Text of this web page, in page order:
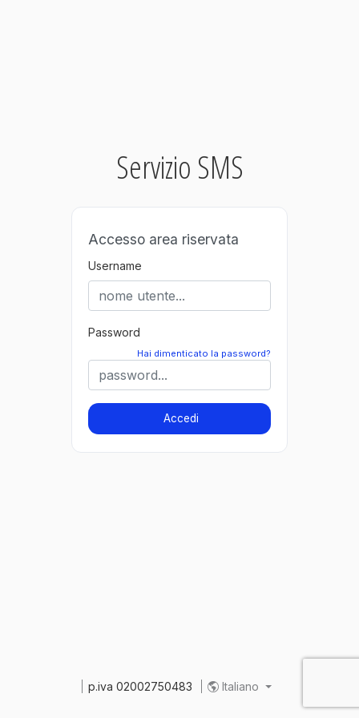
Servizio SMS
Accesso area riservata
Username
Password
Hai dimenticato la password?
Accedi
p.iva 02002750483 Italiano